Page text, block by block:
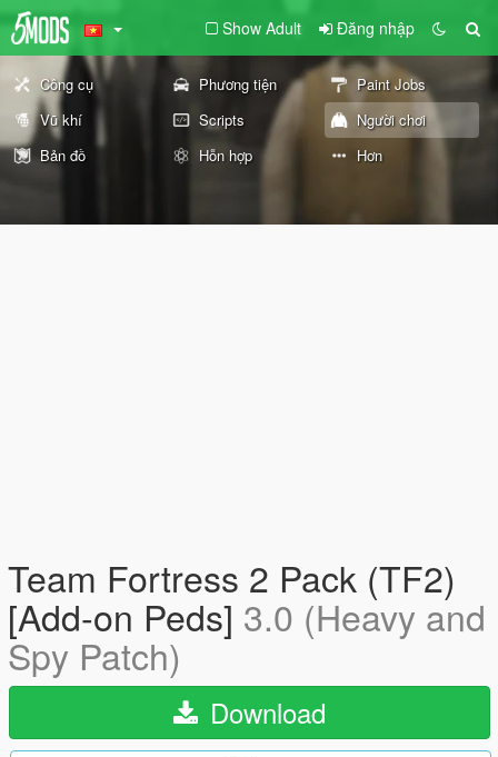
Show Adult Đăng nhập
Công cụ Phương tiện
Paint Jobs
Vũ khí
Scripts
Người chơi
Bản đồ
Hỗn hợp Hơn
Team Fortress 2 Pack (TF2)
[Add-on Peds] 3.0 (Heavy and
Spy Patch)
Download